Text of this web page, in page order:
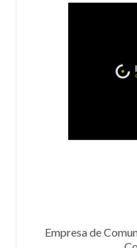
Empresa de